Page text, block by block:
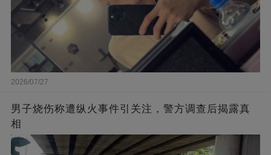
2026/07/27
男子烧伤称遭纵火事件引关注，警方调查后揭露真
相